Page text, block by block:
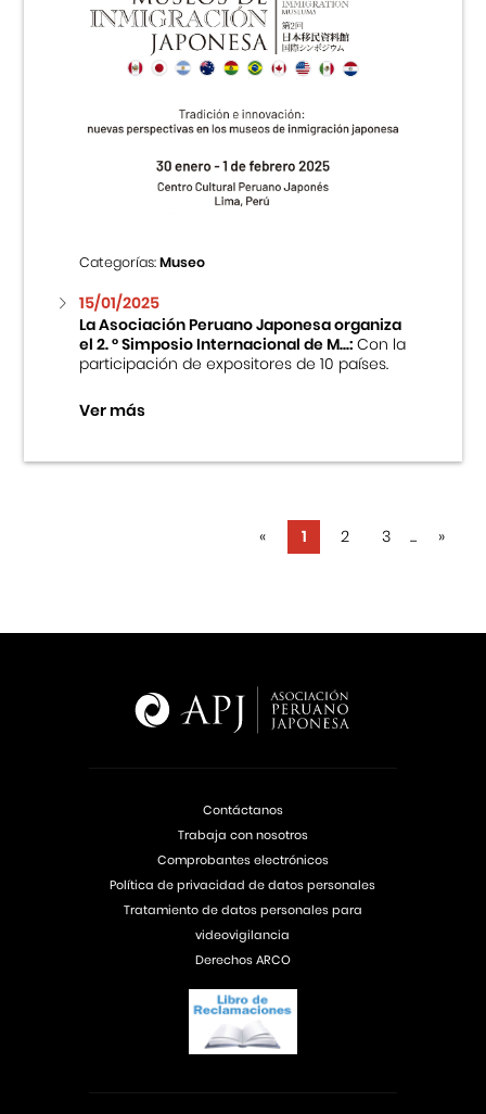
Categorías:Museo
15/01/2025
La Asociación Peruano Japonesa organiza
el 2. ° Simposio Internacional de M...:Con la
participación de expositores de 10 países.
Ver más
« 1 2 3 ... »
Contáctanos
Trabaja con nosotros
Comprobantes electrónicos
Política de privacidad de datos personales
Tratamiento de datos personales para
videovigilancia
Derechos ARCO